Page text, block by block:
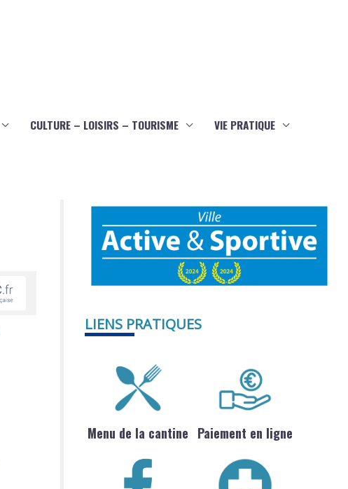
CULTURE – LOISIRS – TOURISME VIE PRATIQUE
LIENS PRATIQUES
Menu de la cantine Paiement en ligne